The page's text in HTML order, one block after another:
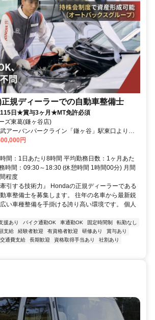
規ディーラーでの自動車整備士
日★賞与3ヶ月★MT免許必須
ズ東葛(鎌ヶ谷店)
アーバンパークライン「鎌ヶ谷」駅東口より徒
車で約2分）
円
間：1日あたり8時間 平均勤務日数：1ヶ月あた
時間：09:30～18:30 (休憩時間 1時間00分) 月間
程度
引する技術力』 Hondaの正規ディーラーである
車整備士を募集します。 往年の名車から最新鋭
い車種整備を手掛ける誇り高い環境です。 個人
援あり バイク通勤OK 車通勤OK 固定時間制
転勤なし
支給 経験者歓迎 有資格者歓迎 研修あり
賞与あり
交通費支給 長期歓迎 資格取得手当あり
社割あり